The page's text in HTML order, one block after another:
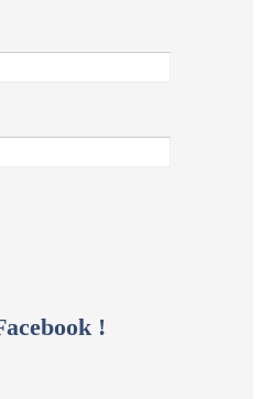
!